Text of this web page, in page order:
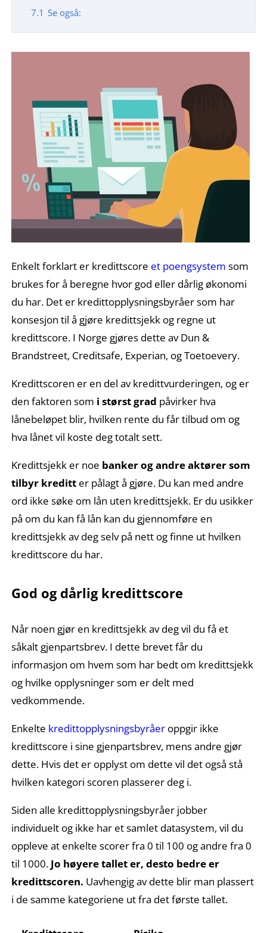
7.1 Se også:
Enkelt forklart er kredittscore et poengsystem som
brukes for å beregne hvor god eller dårlig økonomi
du har. Det er kredittopplysningsbyråer som har
konsesjon til å gjøre kredittsjekk og regne ut
kredittscore. I Norge gjøres dette av Dun &
Brandstreet, Creditsafe, Experian, og Toetoevery.
Kredittscoren er en del av kredittvurderingen, og er
den faktoren som i størst grad påvirker hva
lånebeløpet blir, hvilken rente du får tilbud om og
hva lånet vil koste deg totalt sett.
Kredittsjekk er noe banker og andre aktører som
tilbyr kreditter pålagt å gjøre. Du kan med andre
ord ikke søke om lån uten kredittsjekk. Er du usikker
på om du kan få lån kan du gjennomføre en
kredittsjekk av deg selv på nett og finne ut hvilken
kredittscore du har.
God og dårlig kredittscore
Når noen gjør en kredittsjekk av deg vil du få et
såkalt gjenpartsbrev. I dette brevet får du
informasjon om hvem som har bedt om kredittsjekk
og hvilke opplysninger som er delt med
vedkommende.
Enkelte kredittopplysningsbyråeroppgir ikke
kredittscore i sine gjenpartsbrev, mens andre gjør
dette. Hvis det er opplyst om dette vil det også stå
hvilken kategori scoren plasserer deg i.
Siden alle kredittopplysningsbyråer jobber
individuelt og ikke har et samlet datasystem, vil du
oppleve at enkelte scorer fra 0 til 100 og andre fra 0
til 1000. Jo høyere tallet er, desto bedre er
kredittscoren. Uavhengig av dette blir man plassert
i de samme kategoriene ut fra det første tallet.